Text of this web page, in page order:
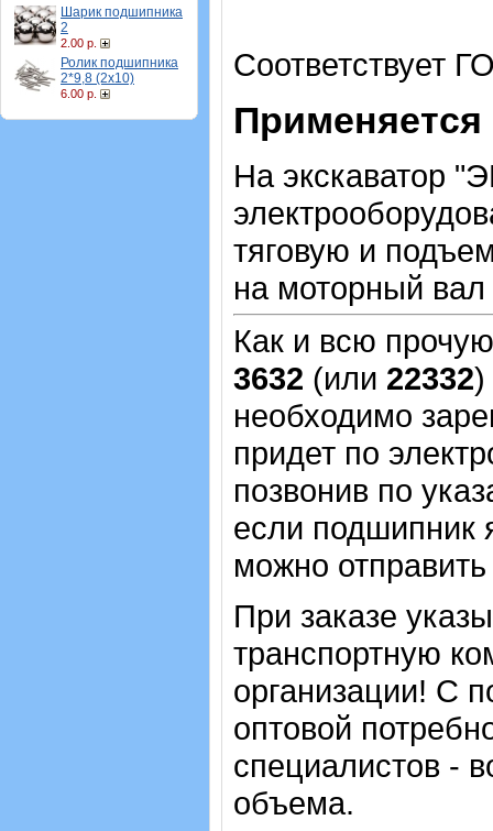
Шарик подшипника
2
2.00 р.
Ролик подшипника
2*9,8 (2х10)
6.00 р.
Соответствует
На экскаватор
тяговую и
на моторный вал
Как и всю
3632 (или 22332)
необходимо
придет по
позвонив по
если подшипник
можно
При заказе
транспортную
организации! С
оптовой
специалистов -
объема.